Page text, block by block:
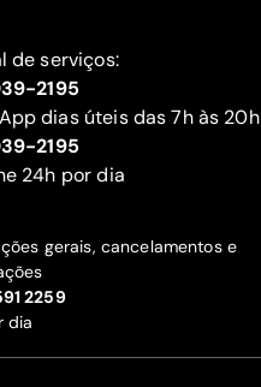
de serviços:
2195
dias úteis das 7h às 20h
2195
24h por dia
gerais, cancelamentos e
2259
dia